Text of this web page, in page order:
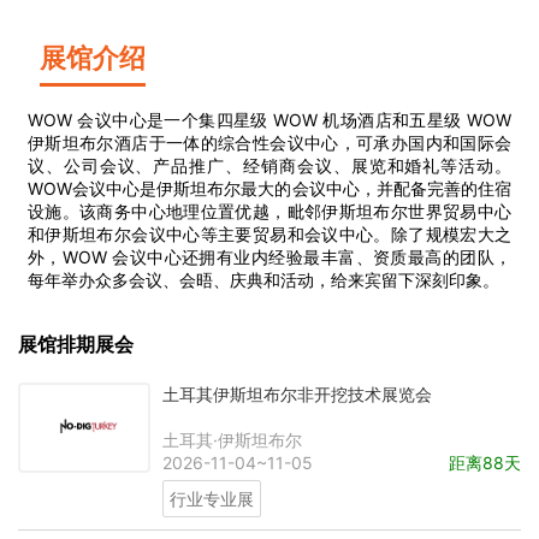
展馆介绍
WOW 会议中心是一个集四星级 WOW 机场酒店和五星级 WOW
伊斯坦布尔酒店于一体的综合性会议中心，可承办国内和国际会
议、公司会议、产品推广、经销商会议、展览和婚礼等活动。
WOW会议中心是伊斯坦布尔最大的会议中心，并配备完善的住宿
设施。该商务中心地理位置优越，毗邻伊斯坦布尔世界贸易中心
和伊斯坦布尔会议中心等主要贸易和会议中心。除了规模宏大之
外，WOW 会议中心还拥有业内经验最丰富、资质最高的团队，
每年举办众多会议、会晤、庆典和活动，给来宾留下深刻印象。
展馆排期展会
土耳其伊斯坦布尔非开挖技术展览会
土耳其·伊斯坦布尔
2026-11-04~11-05
距离88天
行业专业展